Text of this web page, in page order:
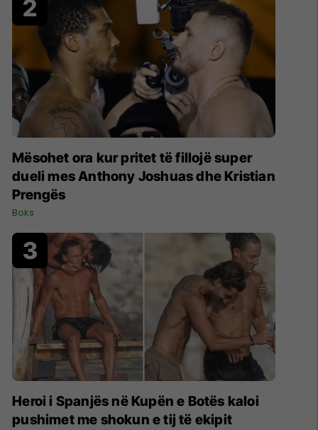
Mësohet ora kur pritet të fillojë super
dueli mes Anthony Joshuas dhe Kristian
Prengës
Boks
Heroi i Spanjës në Kupën e Botës kaloi
pushimet me shokun e tij të ekipit